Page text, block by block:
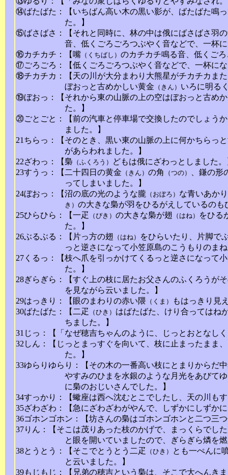
⑭ばたばた：【いちばん高い木の黒い影が、ばたばた鳴
た。】
⑮ばさばさ：【それと同時に、林の中は俄にばさばさ羽
音、低くごろごろつぶやく音などで、一杯
⑯カチカチ：【嘴 （くちばし） のカチカチ鳴る音、低くご
⑰ごろごろ：【低くごろごろつぶやく音などで、一杯に
⑱チカチカ：【天の川が大分まわり大熊星がチカチカま
ぼおっと古めかしい黄金 （きん） いろに明る
⑲ぼおっ：【それから東の山脈の上の空はぼおっと古め
た。】
⑳ごとごと：【前の汽車と停車場で交換したのでしょう
ました。】
21ちらっ：【そのとき、黒い東の山脈の上に何かちらっ
があらわれました。】
22ざわっ：【梟 （ふくろう）
どもは俄にざわっとしました。
23すうっ：【二十四日の黄金 （きん） の角 （つの）
、鎌の
ってしまいました。】
24ぼおっ：【沼の底の光のような朧 （おぼろ） な青いあか
き） の大きな梟が羽をひるがえしているの
25ひらひら：【一疋
（ぴき） の大きな梟が翅 （はね）
をひる
た。】
26ぶるぶる：【片っ方の翅 （はね）
をひらいたり、片脚で
っと逆さになって小笠原島のこうもりのま
27くるっ：【枝へ爪を引っかけてくるっと逆さになって
た。】
28ぎらぎら：【すぐ上の枝に居たお父さんのふくろうが
を見ながら云いました。】
29はっきり：【眼のまわりの赤い隈 （くま）
もはっきり見
30ばたばた：【二疋
（ひき） はばたばた、けり合ってはね
ちました。】
31じっ：【「なぜ穂吉ちゃんのように、じっとおとなし
32しん：【じっとまっすぐを向いて、枝に止まったまま
た。】
33ゆらりゆらり：【その木の一番高い枝にとまりからだ
やすみのひまを水銀のような月光をあびて
に梟のおじいさんでした。】
34すっかり：【蠍座は西へ沈むとこでしたし、天の川も
35ざわざわ：【急にざわざわがやんで、しずかにしずか
36ゴホンゴホン：【坊さんの梟はゴホンゴホンと二つ三
37りん：【そこは茂りあった枝のかげで、まっくらでし
と眼を開いていましたので、ぎらぎら燐を
38とうとう：【そこでとうとう二疋
（ひき）
とも一ぺんに
と云いました。】
39もじもじ：【兄弟の穂吉という梟は、そこで大へんき